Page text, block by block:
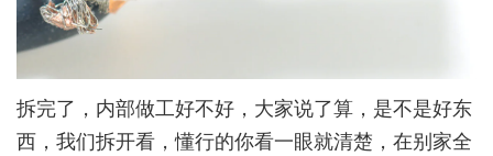
拆完了，内部做工好不好，大家说了算，是不是好东
西，我们拆开看，懂行的你看一眼就清楚，在别家全